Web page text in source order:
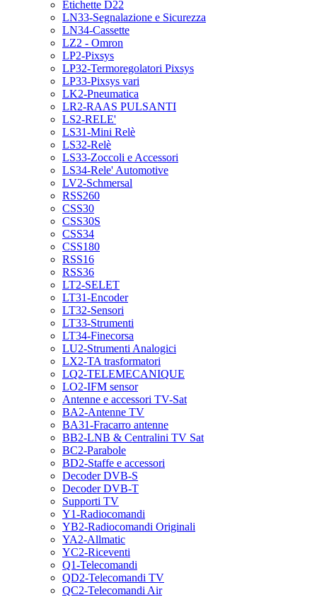
Etichette D22
LN33-Segnalazione e Sicurezza
LN34-Cassette
LZ2 - Omron
LP2-Pixsys
LP32-Termoregolatori Pixsys
LP33-Pixsys vari
LK2-Pneumatica
LR2-RAAS PULSANTI
LS2-RELE'
LS31-Mini Relè
LS32-Relè
LS33-Zoccoli e Accessori
LS34-Rele' Automotive
LV2-Schmersal
RSS260
CSS30
CSS30S
CSS34
CSS180
RSS16
RSS36
LT2-SELET
LT31-Encoder
LT32-Sensori
LT33-Strumenti
LT34-Finecorsa
LU2-Strumenti Analogici
LX2-TA trasformatori
LQ2-TELEMECANIQUE
LO2-IFM sensor
Antenne e accessori TV-Sat
BA2-Antenne TV
BA31-Fracarro antenne
BB2-LNB & Centralini TV Sat
BC2-Parabole
BD2-Staffe e accessori
Decoder DVB-S
Decoder DVB-T
Supporti TV
Y1-Radiocomandi
YB2-Radiocomandi Originali
YA2-Allmatic
YC2-Riceventi
Q1-Telecomandi
QD2-Telecomandi TV
QC2-Telecomandi Air